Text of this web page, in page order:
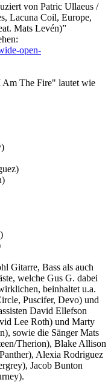
von Patric Ullaeus /
Lacuna Coil, Europe,
Mats Levén)”
open-
The Fire" lautet wie
Gitarre, Bass als auch
welche Gus G. dabei
beinhaltet u.a.
Puscifer, Devo) und
David Ellefson
Lee Roth) und Marty
sowie die Sänger Mats
Therion), Blake Allison
Alexia Rodriguez
Jacob Bunton